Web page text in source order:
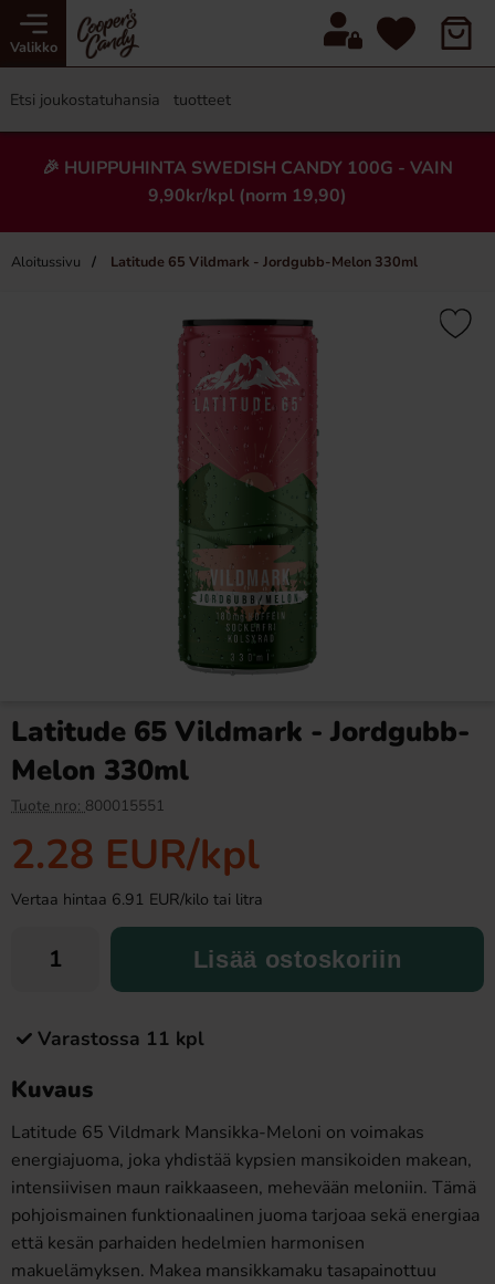
Valikko
🎉 HUIPPUHINTA SWEDISH CANDY 100G - VAIN
9,90kr/kpl (norm 19,90)
Aloitussivu Latitude 65 Vildmark - Jordgubb-Melon 330ml
×
Celsius Peach Vibe 355ml x
Osta
Kinder Schoko-Bons Valkoinen
Latitude 65 Vildmark - Jordgubb-
Melon 330ml
Tuote nro: 800015551
2.28 EUR/kpl
Vertaa hintaa 6.91 EUR/kilo tai litra
Lisää ostoskoriin
Varastossa 11 kpl
Kuvaus
Latitude 65 Vildmark Mansikka-Meloni on voimakas
energiajuoma, joka yhdistää kypsien mansikoiden makean,
intensiivisen maun raikkaaseen, mehevään meloniin. Tämä
pohjoismainen funktionaalinen juoma tarjoaa sekä energiaa
että kesän parhaiden hedelmien harmonisen
makuelämyksen. Makea mansikkamaku tasapainottuu